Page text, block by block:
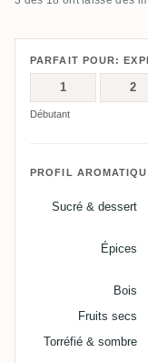
PARFAIT POUR:
1 2
Débutant
PROFIL
Sucré & dessert
Épices
Bois
Fruits secs
Torréfié & sombre